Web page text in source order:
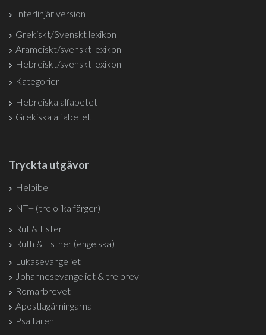
Interlinjär version
Grekiskt/Svenskt lexikon
Arameiskt/svenskt lexikon
Hebreiskt/svenskt lexikon
Kategorier
Hebreiska alfabetet
Grekiska alfabetet
Tryckta utgåvor
Helbibel
NT+ (tre olika färger)
Rut & Ester
Ruth & Esther (engelska)
Lukasevangeliet
Johannesevangeliet & tre brev
Romarbrevet
Apostlagärningarna
Psaltaren